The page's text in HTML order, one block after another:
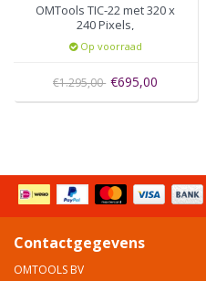
OMTools TIC-22 met 320 x
240 Pixels,
Op voorraad
€1.295,00 €695,00
Contactgegevens
OMTOOLS BV